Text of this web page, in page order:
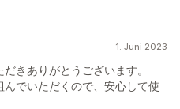
1. Juni 2023
きありがとうございます。
でいただくので、安心して使